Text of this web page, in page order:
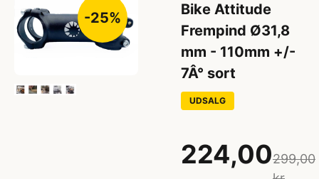
-25%
Bike Attitude
Frempind Ø31,8
mm - 110mm +/-
7Â° sort
UDSALG
224,00299,00